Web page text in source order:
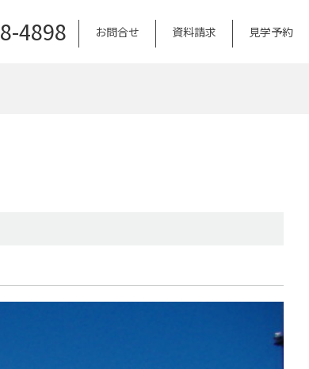
4898 お問合せ 資料請求 見学予約